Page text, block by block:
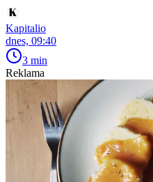
Kapitalio
dnes, 09:40
3 min
Reklama